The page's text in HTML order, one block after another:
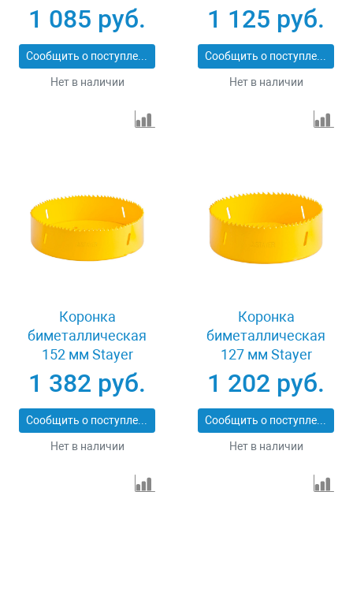
PROFESSIONAL
29547-114
1 085 руб.
Сообщить о поступлении
Нет в наличии
ПРОФИ 29514-57
1 125 руб.
Сообщить о поступлении
Нет в наличии
Коронка
биметаллическая
152 мм Stayer
PROFESSIONAL
29547-152
1 382 руб.
Сообщить о поступлении
Нет в наличии
Коронка
биметаллическая
127 мм Stayer
PROFESSIONAL
29547-127
1 202 руб.
Сообщить о поступлении
Нет в наличии